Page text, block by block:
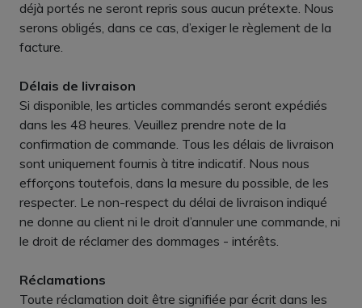
déjà portés ne seront repris sous aucun prétexte. Nous
serons obligés, dans ce cas, d’exiger le règlement de la
facture.
Délais de livraison
Si disponible, les articles commandés seront expédiés
dans les 48 heures. Veuillez prendre note de la
confirmation de commande. Tous les délais de livraison
sont uniquement fournis à titre indicatif. Nous nous
efforçons toutefois, dans la mesure du possible, de les
respecter. Le non-respect du délai de livraison indiqué
ne donne au client ni le droit d’annuler une commande, ni
le droit de réclamer des dommages - intérêts.
Réclamations
Toute réclamation doit être signifiée par écrit dans les